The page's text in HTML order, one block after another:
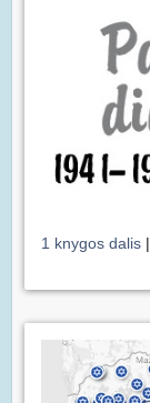
1 knygos dalis |